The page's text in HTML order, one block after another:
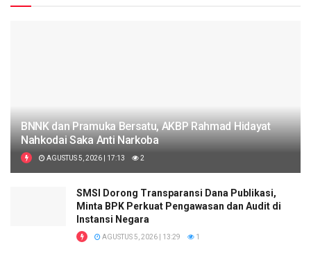
BNNK dan Pramuka Bersatu, AKBP Rahmad Hidayat
Nahkodai Saka Anti Narkoba
AGUSTUS 5, 2026 | 17:13 2
SMSI Dorong Transparansi Dana Publikasi,
Minta BPK Perkuat Pengawasan dan Audit di
Instansi Negara
AGUSTUS 5, 2026 | 13:29 1